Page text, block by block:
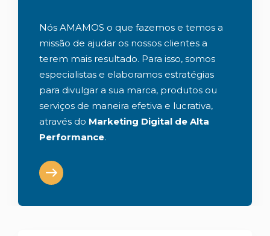
Nós AMAMOS o que fazemos e temos a
missão de ajudar os nossos clientes a
terem mais resultado. Para isso, somos
especialistas e elaboramos estratégias
para divulgar a sua marca, produtos ou
serviços de maneira efetiva e lucrativa,
através do Marketing Digital de Alta
Performance.